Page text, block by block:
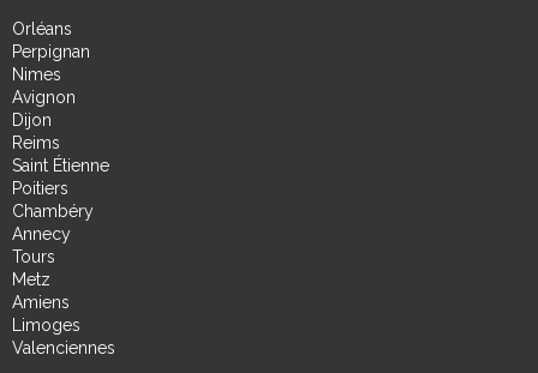
Orléans
Perpignan
Nimes
Avignon
Dijon
Reims
Saint Étienne
Poitiers
Chambéry
Annecy
Tours
Metz
Amiens
Limoges
Valenciennes